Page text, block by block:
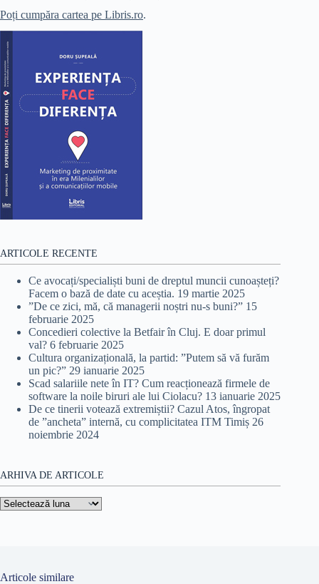
Poți cumpăra cartea pe Libris.ro.
ARTICOLE RECENTE
Ce avocați/specialiști buni de dreptul muncii cunoașteți?
Facem o bază de date cu aceștia. 19 martie 2025
”De ce zici, mă, că managerii noștri nu-s buni?” 15
februarie 2025
Concedieri colective la Betfair în Cluj. E doar primul
val? 6 februarie 2025
Cultura organizațională, la partid: ”Putem să vă furăm
un pic?” 29 ianuarie 2025
Scad salariile nete în IT? Cum reacționează firmele de
software la noile biruri ale lui Ciolacu? 13 ianuarie 2025
De ce tinerii votează extremiștii? Cazul Atos, îngropat
de ”ancheta” internă, cu complicitatea ITM Timiș 26
noiembrie 2024
ARHIVA DE ARTICOLE
Arhiva
de
Articole similare